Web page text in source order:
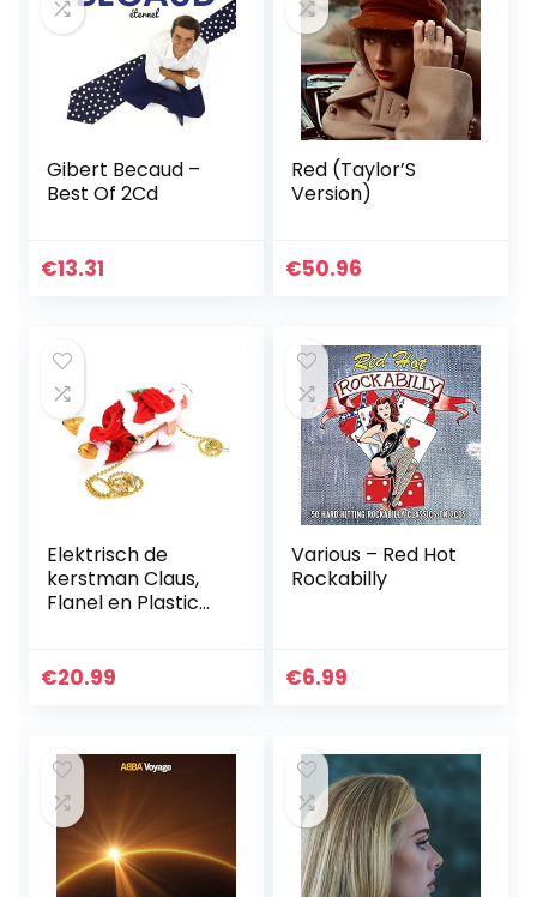
Gibert Becaud –
Best Of 2Cd
€13.31
Red (Taylor’S
Version)
€50.96
Elektrisch de
kerstman Claus,
Flanel en Plastic
Ontwerp voor
€20.99
Various – Red Hot
Rockabilly
€6.99